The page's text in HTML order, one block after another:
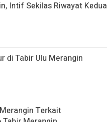
Intif Sekilas Riwayat Kedua
di Tabir Ulu Merangin
Terkait